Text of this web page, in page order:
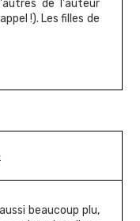
de l'auteur
!). Les filles de
beaucoup plu,